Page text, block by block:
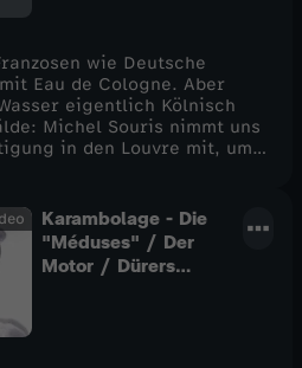
wie Deutsche
Eau de Cologne. Aber
eigentlich Kölnisch
Michel Souris nimmt uns
in den Louvre mit, um
Karambolage - Die
"Méduses" / Der
Motor / Dürers